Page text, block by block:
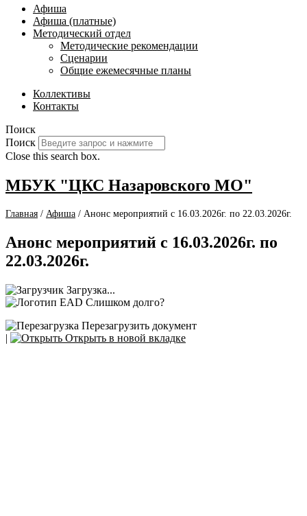
Афиша
Афиша (платные)
Методический отдел
Методические рекомендации
Сценарии
Общие ежемесячные планы
Коллективы
Контакты
Поиск
Поиск
Close this search box.
МБУК "ЦКС Назаровского МО"
Главная / Афиша / Анонс мероприятий с 16.03.2026г. по 22.03.2026г.
Анонс мероприятий с 16.03.2026г. по
22.03.2026г.
Загрузка...
Слишком долго?
Перезагрузить документ
|
Открыть в новой вкладке